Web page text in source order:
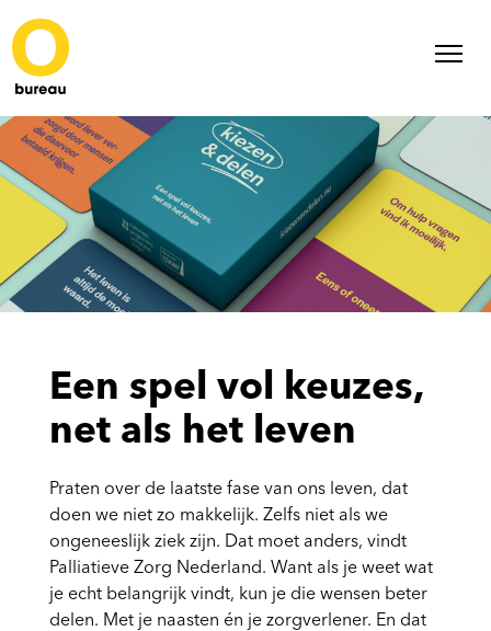
Een spel vol keuzes,
net als het leven
Praten over de laatste fase van ons leven, dat
doen we niet zo makkelijk. Zelfs niet als we
ongeneeslijk ziek zijn. Dat moet anders, vindt
Palliatieve Zorg Nederland. Want als je weet wat
je echt belangrijk vindt, kun je die wensen beter
delen. Met je naasten én je zorgverlener. En dat